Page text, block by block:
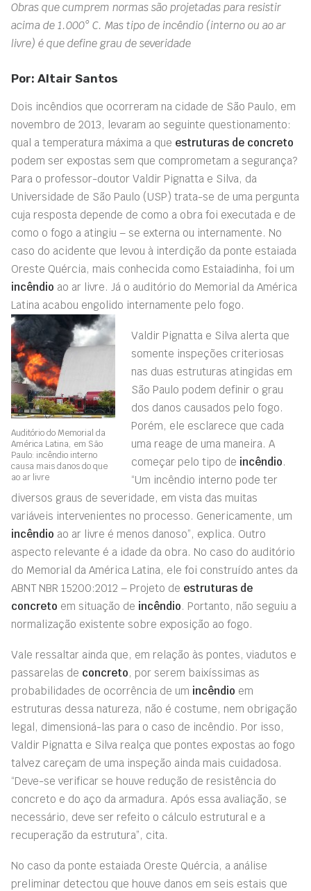
Obras que cumprem normas são projetadas para resistir
acima de 1.000° C. Mas tipo de incêndio (interno ou ao ar
livre) é que define grau de severidade
Por: Altair Santos
Dois incêndios que ocorreram na cidade de São Paulo, em
novembro de 2013, levaram ao seguinte questionamento:
qual a temperatura máxima a que estruturas de concreto
podem ser expostas sem que comprometam a segurança?
Para o professor-doutor Valdir Pignatta e Silva, da
Universidade de São Paulo (USP) trata-se de uma pergunta
cuja resposta depende de como a obra foi executada e de
como o fogo a atingiu – se externa ou internamente. No
caso do acidente que levou à interdição da ponte estaiada
Oreste Quércia, mais conhecida como Estaiadinha, foi um
incêndio ao ar livre. Já o auditório do Memorial da América
Latina acabou engolido internamente pelo fogo.
Auditório do Memorial da
América Latina, em São
Paulo: incêndio interno
causa mais danos do que
ao ar livre
Valdir Pignatta e Silva alerta que
somente inspeções criteriosas
nas duas estruturas atingidas em
São Paulo podem definir o grau
dos danos causados pelo fogo.
Porém, ele esclarece que cada
uma reage de uma maneira. A
começar pelo tipo de incêndio.
“Um incêndio interno pode ter
diversos graus de severidade, em vista das muitas
variáveis intervenientes no processo. Genericamente, um
incêndio ao ar livre é menos danoso”, explica. Outro
aspecto relevante é a idade da obra. No caso do auditório
do Memorial da América Latina, ele foi construído antes da
ABNT NBR 15200:2012 – Projeto de estruturas de
concreto em situação de incêndio. Portanto, não seguiu a
normalização existente sobre exposição ao fogo.
Vale ressaltar ainda que, em relação às pontes, viadutos e
passarelas de concreto, por serem baixíssimas as
probabilidades de ocorrência de um incêndio em
estruturas dessa natureza, não é costume, nem obrigação
legal, dimensioná-las para o caso de incêndio. Por isso,
Valdir Pignatta e Silva realça que pontes expostas ao fogo
talvez careçam de uma inspeção ainda mais cuidadosa.
“Deve-se verificar se houve redução de resistência do
concreto e do aço da armadura. Após essa avaliação, se
necessário, deve ser refeito o cálculo estrutural e a
recuperação da estrutura”, cita.
No caso da ponte estaiada Oreste Quércia, a análise
preliminar detectou que houve danos em seis estais que